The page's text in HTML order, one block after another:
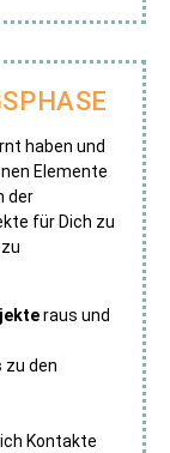
haben und
Elemente
der
für Dich zu
raus und
zu den
Kontakte